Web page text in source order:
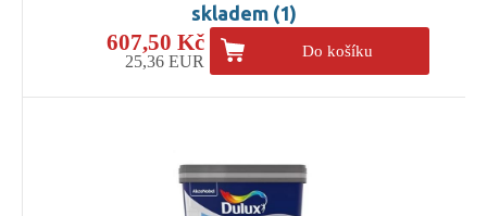
skladem (1)
607,50 Kč
25,36 EUR
Do košíku